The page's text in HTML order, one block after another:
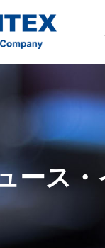
ース